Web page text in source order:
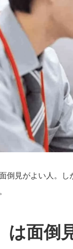
倒見がよい人。
は面倒